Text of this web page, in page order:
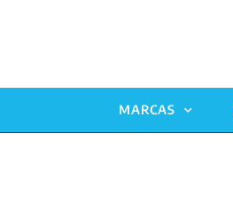
MARCAS